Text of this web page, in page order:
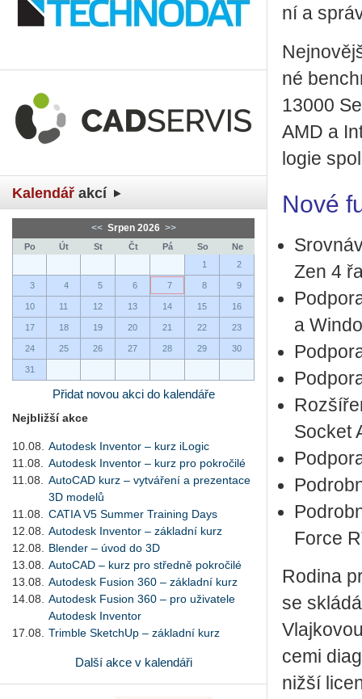
Kalendář akcí
<< Srpen 2026 >>
Po Út St Čt Pá So
Ne
1
2
3 4 5 6 7 8 9
10 11 12 13 14 15 16
17 18 19 20 21 22 23
24 25 26 27 28 29 30
31
Přidat novou akci do kalendáře
Nejbližší akce
10.08.
Autodesk Inventor – kurz iLogic
11.08.
Autodesk Inventor – kurz pro pokročilé
11.08.
AutoCAD kurz – vytváření a prezentace
3D modelů
11.08.
CATIA V5 Summer Training Days
12.08.
Autodesk Inventor – základní kurz
12.08.
Blender – úvod do 3D
13.08.
AutoCAD – kurz pro středně pokročilé
13.08.
Autodesk Fusion 360 – základní kurz
14.08.
Autodesk Fusion 360 – pro uživatele
Autodesk Inventor
17.08.
Trimble SketchUp – základní kurz
Další akce v kalendáři
ní a
né
13000
AMD a
lo­gie
Nové
Zen 4
a
Socket
For­ce
Ro­di­na
se
ce­mi
nižší